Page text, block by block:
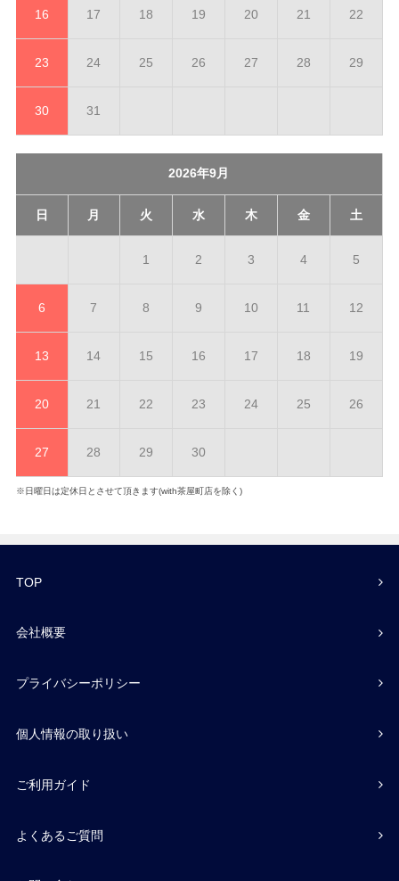
16 17 18 19 20 21 22
23 24 25 26 27 28 29
30 31
2026年9月
日 月 火 水 木 金 土
1 2 3 4 5
6 7 8 9 10 11 12
13 14 15 16 17 18 19
20 21 22 23 24 25 26
27 28 29 30
※日曜日は定休日とさせて頂きます(with茶屋町店を除く)
TOP
会社概要
プライバシーポリシー
個人情報の取り扱い
ご利用ガイド
よくあるご質問